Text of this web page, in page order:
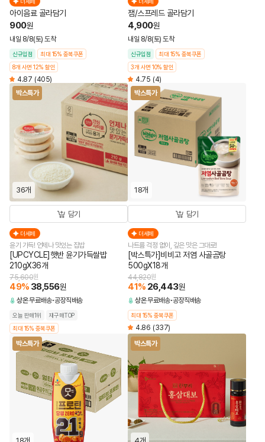
아이음료 골라담기
900원
내일 8/8(토) 도착
신규입점
최대 15% 중복쿠폰
8개 사면 12% 할인
4.87 (405)
잼/스프레드 골라담기
4,900원
내일 8/8(토) 도착
신규입점
최대 15% 중복쿠폰
3개 사면 10% 할인
4.75 (4)
박스특가
36개
담기
더세페
윤기 가득! 언제나 맛있는 집밥
[UPCYCLE]햇반 윤기가득쌀밥
210gX36개
75,600원
49% 38,556원
상온무료배송 공장직배송
오늘 판매1위
재구매TOP
최대 15% 중복쿠폰
박스특가
18개
담기
더세페
나트륨 걱정 없이, 깊은 맛은 그대로!
[박스특가]비비고 저염 사골곰탕
500gX18개
44,820원
41% 26,443원
상온무료배송 공장직배송
최대 15% 중복쿠폰
4.86 (337)
박스특가
박스특가